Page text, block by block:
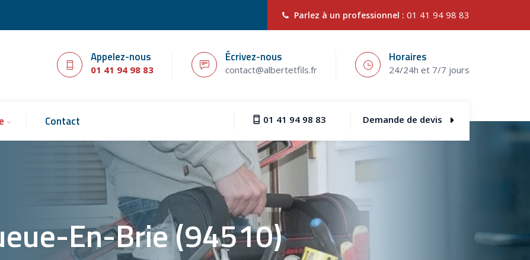
Parlez à un professionnel : 01 41 94 98 83
Appelez-nous
01 41 94 98 83
Écrivez-nous
contact@albertetfils.fr
Horaires
24/24h et 7/7 jours
Contact 01 41 94 98 83 Demande de devis
En-Brie (94510)